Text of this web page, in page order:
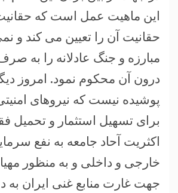
این ماهیت عمل است که
حقانیت آن را تعیین می کند و
مبارزه و جنگ عادلانه را به
درون آن محکوم نمود. امروز
پوشیده نیست که نیروهای
برای تسهیل استثمار و تحمیل
اکثریت آحاد جامعه به نفع
خارجی و داخلی و به منظور
جهت غارت منابع غنی ایران